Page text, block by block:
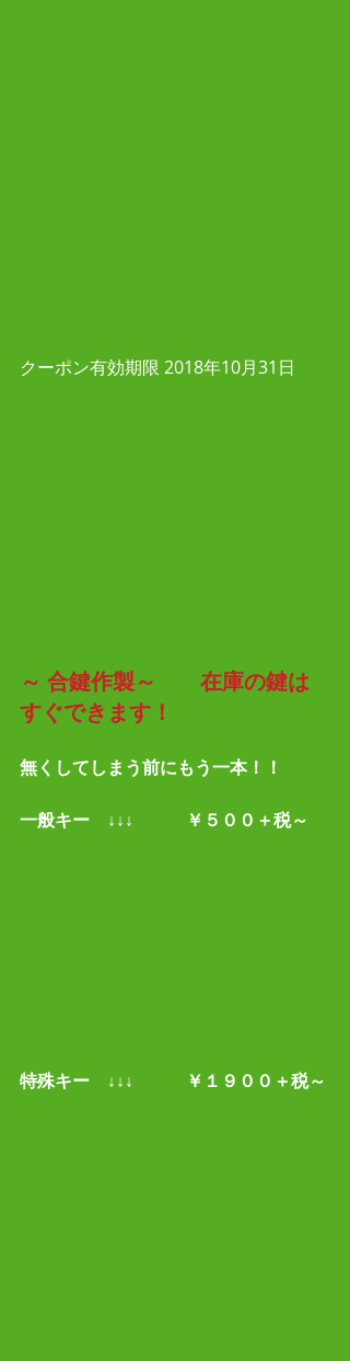
クーポン有効期限 2018年10月31日
～ 合鍵作製～　　在庫の鍵は
すぐできます！
無くしてしまう前にもう一本！！
一般キー　↓↓↓　　　￥５００＋税～
特殊キー　↓↓↓　　　￥１９００＋税～